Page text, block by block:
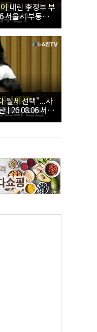
내린 李정부 부
서울시 부동산
월세 선택"...사
| 26.08.06 서울